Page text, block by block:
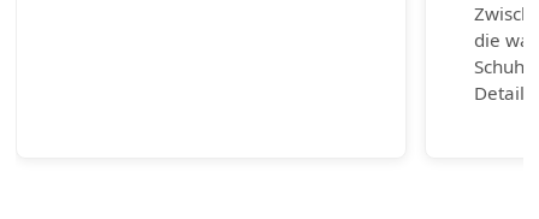
die
Detail